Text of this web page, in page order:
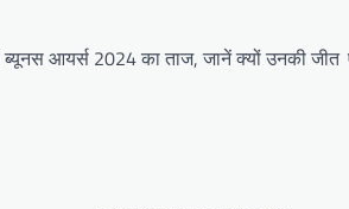
ब्यूनस आयर्स 2024 का ताज, जानें क्यों उनकी जीत